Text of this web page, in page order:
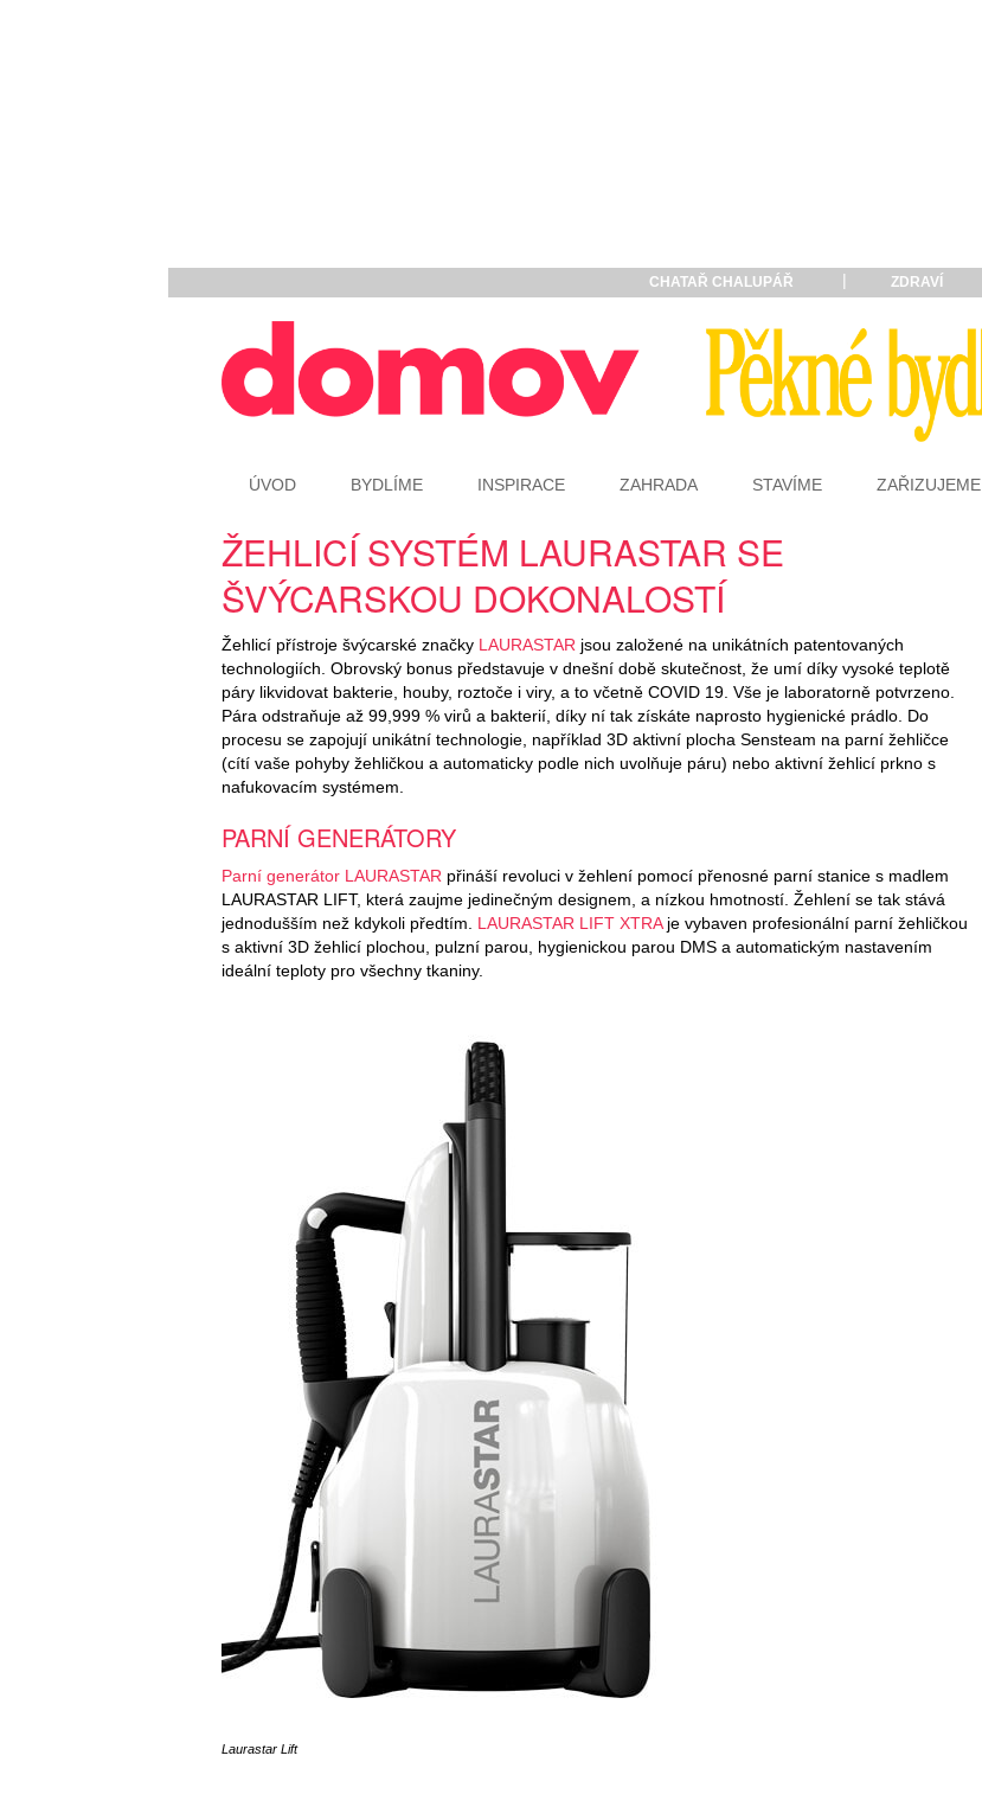
CHATAŘ CHALUPÁŘ ZDRAVÍ
ÚVOD BYDLÍME INSPIRACE ZAHRADA STAVÍME ZAŘIZUJEME
ŽEHLICÍ SYSTÉM LAURASTAR SE
ŠVÝCARSKOU DOKONALOSTÍ
Žehlicí přístroje švýcarské značky LAURASTAR jsou založené na unikátních patentovaných
technologiích. Obrovský bonus představuje v dnešní době skutečnost, že umí díky vysoké teplotě
páry likvidovat bakterie, houby, roztoče i viry, a to včetně COVID 19. Vše je laboratorně potvrzeno.
Pára odstraňuje až 99,999 % virů a bakterií, díky ní tak získáte naprosto hygienické prádlo. Do
procesu se zapojují unikátní technologie, například 3D aktivní plocha Sensteam na parní žehličce
(cítí vaše pohyby žehličkou a automaticky podle nich uvolňuje páru) nebo aktivní žehlicí prkno s
nafukovacím systémem.
PARNÍ GENERÁTORY
Parní generátor LAURASTAR přináší revoluci v žehlení pomocí přenosné parní stanice s madlem
LAURASTAR LIFT, která zaujme jedinečným designem, a nízkou hmotností. Žehlení se tak stává
jednodušším než kdykoli předtím. LAURASTAR LIFT XTRAje vybaven profesionální parní žehličkou
s aktivní 3D žehlicí plochou, pulzní parou, hygienickou parou DMS a automatickým nastavením
ideální teploty pro všechny tkaniny.
Laurastar Lift